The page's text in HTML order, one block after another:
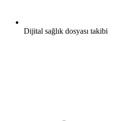
Dijital sağlık dosyası takibi